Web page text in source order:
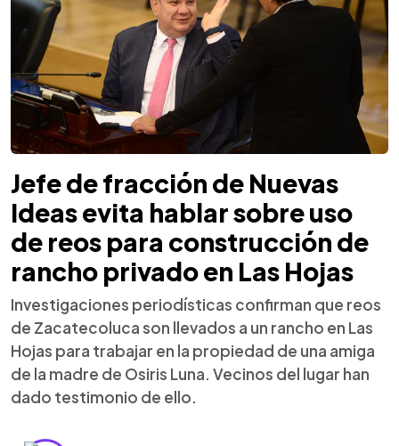
Jefe de fracción de Nuevas
Ideas evita hablar sobre uso
de reos para construcción de
rancho privado en Las Hojas
Investigaciones periodísticas confirman que reos
de Zacatecoluca son llevados a un rancho en Las
Hojas para trabajar en la propiedad de una amiga
de la madre de Osiris Luna. Vecinos del lugar han
dado testimonio de ello.